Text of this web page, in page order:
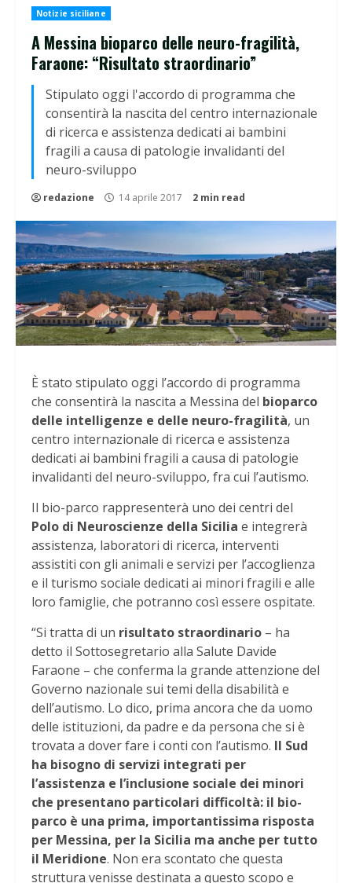
Notizie siciliane
A Messina bioparco delle neuro-fragilità,
Faraone: “Risultato straordinario”
Stipulato oggi l'accordo di programma che
consentirà la nascita del centro internazionale
di ricerca e assistenza dedicati ai bambini
fragili a causa di patologie invalidanti del
neuro-sviluppo
redazione 14 aprile 2017 2 min read
È stato stipulato oggi l’accordo di programma
che consentirà la nascita a Messina del bioparco
delle intelligenze e delle neuro-fragilità, un
centro internazionale di ricerca e assistenza
dedicati ai bambini fragili a causa di patologie
invalidanti del neuro-sviluppo, fra cui l’autismo.
Il bio-parco rappresenterà uno dei centri del
Polo di Neuroscienze della Sicilia e integrerà
assistenza, laboratori di ricerca, interventi
assistiti con gli animali e servizi per l’accoglienza
e il turismo sociale dedicati ai minori fragili e alle
loro famiglie, che potranno così essere ospitate.
“Si tratta di un risultato straordinario – ha
detto il Sottosegretario alla Salute Davide
Faraone – che conferma la grande attenzione del
Governo nazionale sui temi della disabilità e
dell’autismo. Lo dico, prima ancora che da uomo
delle istituzioni, da padre e da persona che si è
trovata a dover fare i conti con l’autismo. Il Sud
ha bisogno di servizi integrati per
l’assistenza e l’inclusione sociale dei minori
che presentano particolari difficoltà: il bio-
parco è una prima, importantissima risposta
per Messina, per la Sicilia ma anche per tutto
il Meridione. Non era scontato che questa
struttura venisse destinata a questo scopo e